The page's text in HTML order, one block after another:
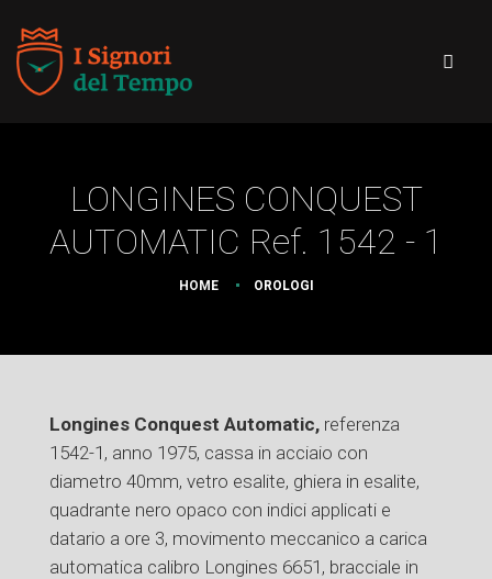
LONGINES CONQUEST
AUTOMATIC Ref. 1542 - 1
HOME OROLOGI
Longines Conquest Automatic,referenza
1542-1, anno 1975, cassa in acciaio con
diametro 40mm, vetro esalite, ghiera in esalite,
quadrante nero opaco con indici applicati e
datario a ore 3, movimento meccanico a carica
automatica calibro Longines 6651, bracciale in